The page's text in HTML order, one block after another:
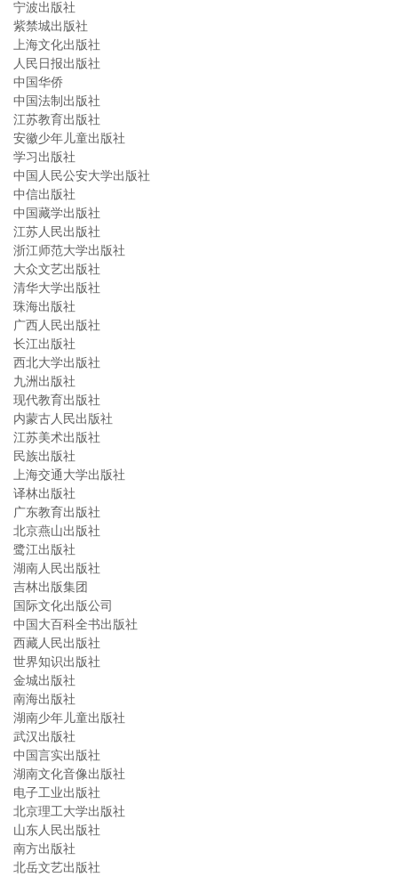
宁波出版社
紫禁城出版社
上海文化出版社
人民日报出版社
中国华侨
中国法制出版社
江苏教育出版社
安徽少年儿童出版社
学习出版社
中国人民公安大学出版社
中信出版社
中国藏学出版社
江苏人民出版社
浙江师范大学出版社
大众文艺出版社
清华大学出版社
珠海出版社
广西人民出版社
长江出版社
西北大学出版社
九洲出版社
现代教育出版社
内蒙古人民出版社
江苏美术出版社
民族出版社
上海交通大学出版社
译林出版社
广东教育出版社
北京燕山出版社
鹭江出版社
湖南人民出版社
吉林出版集团
国际文化出版公司
中国大百科全书出版社
西藏人民出版社
世界知识出版社
金城出版社
南海出版社
湖南少年儿童出版社
武汉出版社
中国言实出版社
湖南文化音像出版社
电子工业出版社
北京理工大学出版社
山东人民出版社
南方出版社
北岳文艺出版社